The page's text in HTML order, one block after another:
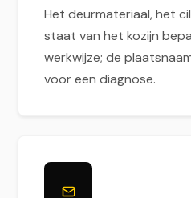
Het deurmateriaal, het
staat van het kozijn
werkwijze; de
voor een diagnose.